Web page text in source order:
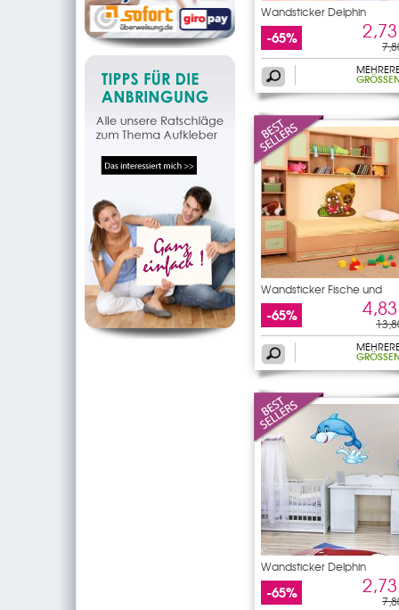
Wandsticker Delphin
-65%
GRÖSSEN
Wandsticker Fische und
Krabben
-65%
GRÖSSEN
Wandsticker Delphin
-65%